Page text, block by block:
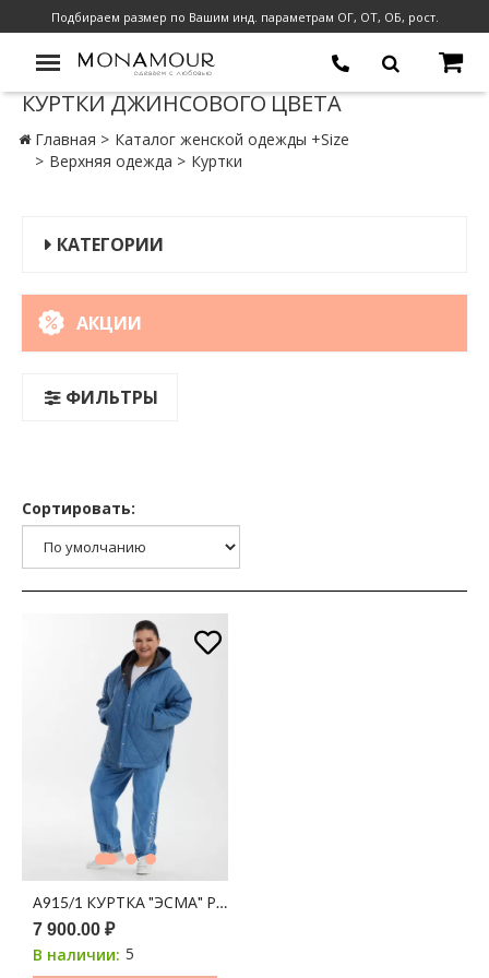
Подбираем размер по Вашим инд. параметрам ОГ, ОТ, ОБ, рост.
КУРТКИ ДЖИНСОВОГО ЦВЕТА
Главная
Каталог женской одежды +Size
Верхняя одежда
Куртки
КАТЕГОРИИ
АКЦИИ
ФИЛЬТРЫ
Сортировать:
А915/1 КУРТКА "ЭСМА" РОМБ 100С ДЖИНСА
7 900.00 ₽
В наличии: 5